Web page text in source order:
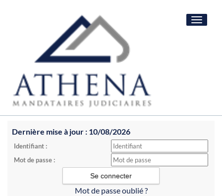
Toggle
Dernière mise à jour : 10/08/2026
Identifiant :
Mot de passe :
Mot de passe oublié ?